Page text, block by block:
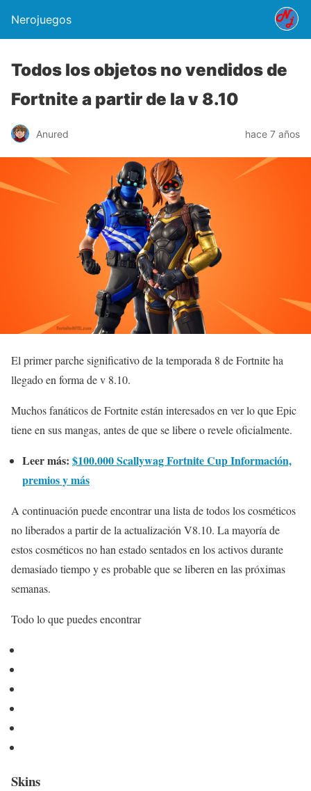
Nerojuegos
Todos los objetos no vendidos de
Fortnite a partir de la v 8.10
Anured hace 7 años
El primer parche significativo de la temporada 8 de Fortnite ha
llegado en forma de v 8.10.
Muchos fanáticos de Fortnite están interesados en ver lo que Epic
tiene en sus mangas, antes de que se libere o revele oficialmente.
Leer más: $100.000 Scallywag Fortnite Cup Información,
premios y más
A continuación puede encontrar una lista de todos los cosméticos
no liberados a partir de la actualización V8.10. La mayoría de
estos cosméticos no han estado sentados en los activos durante
demasiado tiempo y es probable que se liberen en las próximas
semanas.
Todo lo que puedes encontrar
Skins